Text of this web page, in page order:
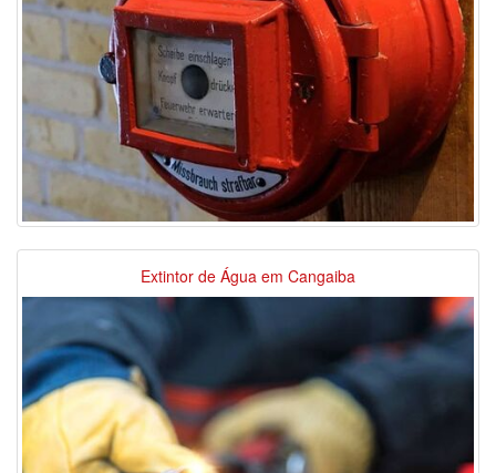
Extintor de Água em Cangaiba